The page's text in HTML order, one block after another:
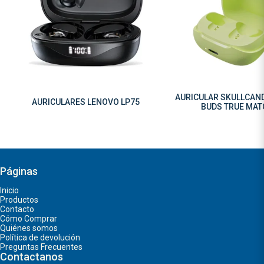
AURICULARES LENOVO LP75
AURICULAR
BUDS TRUE
Páginas
Inicio
Productos
Contacto
Cómo Comprar
Quiénes somos
Política de devolución
Preguntas Frecuentes
Contactanos